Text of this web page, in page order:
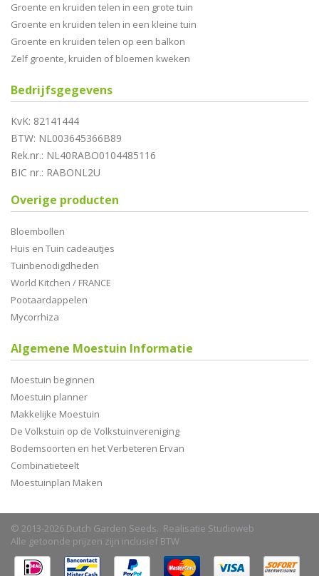
Groente en kruiden telen in een grote tuin
Groente en kruiden telen in een kleine tuin
Groente en kruiden telen op een balkon
Zelf groente, kruiden of bloemen kweken
Bedrijfsgegevens
KvK: 82141444
BTW: NL003645366B89
Rek.nr.: NL40RABO0104485116
BIC nr.: RABONL2U
Overige producten
Bloembollen
Huis en Tuin cadeautjes
Tuinbenodigdheden
World Kitchen / FRANCE
Pootaardappelen
Mycorrhiza
Algemene Moestuin Informatie
Moestuin beginnen
Moestuin planner
Makkelijke Moestuin
De Volkstuin op de Volkstuinvereniging
Bodemsoorten en het Verbeteren Ervan
Combinatieteelt
Moestuinplan Maken
© 2013-2026 Dutch Garden Seeds. Realisatie Studioweb
Alle getoonde prijzen zijn inclusief BTW